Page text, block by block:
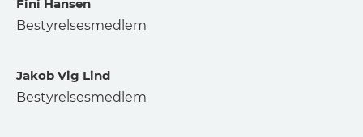
Fini Hansen
Bestyrelsesmedlem
Jakob Vig Lind
Bestyrelsesmedlem